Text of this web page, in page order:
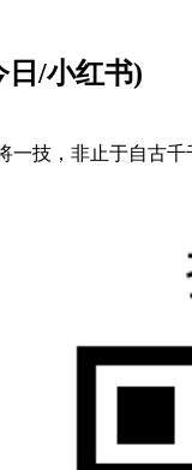
日/小红书)
一技，非止于自古